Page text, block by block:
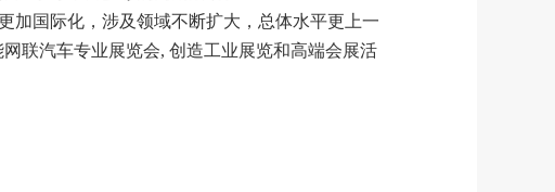
加国际化，涉及领域不断扩大，总体水平更上一
联汽车专业展览会, 创造工业展览和高端会展活